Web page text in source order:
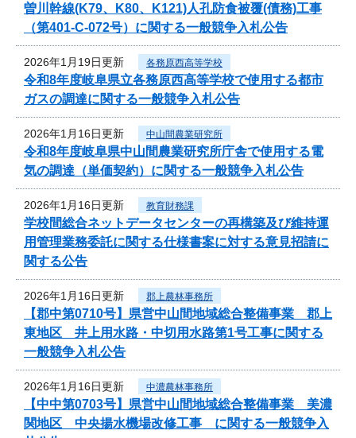
曽川幹線(K79、K80、K121)人孔防食被覆(債務)工事
（第401-C-072号）に関する一般競争入札公告
2026年1月19日更新 各務原西高等学校
令和8年度岐阜県立各務原西高等学校で使用する都市
ガスの調達に関する一般競争入札公告
2026年1月16日更新 中山間農業研究所
令和8年度岐阜県中山間農業研究所庁舎で使用する電
気の調達（単価契約）に関する一般競争入札公告
2026年1月16日更新 教育財務課
学校間総合ネットデータセンターの再構築及び維持運
用管理業務委託に関する仕様書案に対する意見招請に
関する公告
2026年1月16日更新 郡上農林事務所
【郡中第0710号】県営中山間地域総合整備事業 郡上
東地区 井上用水路・中切用水路第1号工事に関する
一般競争入札公告
2026年1月16日更新 中濃農林事務所
【中中第0703号】県営中山間地域総合整備事業 美濃
関地区 中央揚水機場改修工事 に関する一般競争入